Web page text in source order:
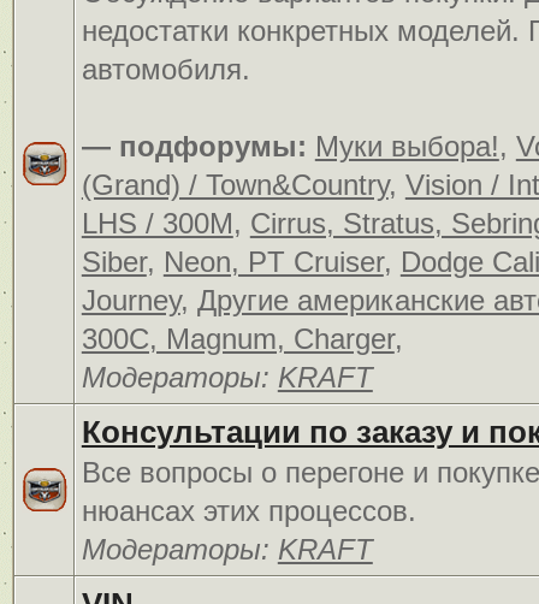
недостатки конкретных
автомобиля.
— подфорумы: Муки выбора!,
(Grand) / Town&Country, Vision /
LHS / 300M, Cirrus, Stratus,
Siber, Neon, PT Cruiser, Dodge
Journey, Другие американские
300C, Magnum, Charger,
Модераторы: KRAFT
Консультации по заказу и
Все вопросы о перегоне и
нюансах этих процессов.
Модераторы: KRAFT